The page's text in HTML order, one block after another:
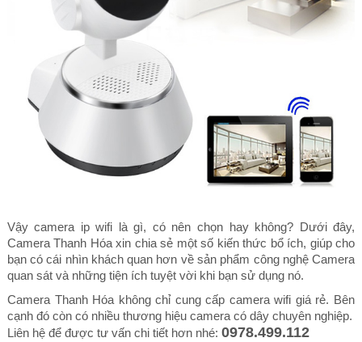
Vậy camera ip wifi là gì, có nên chọn hay không? Dưới đây,
Camera Thanh Hóa xin chia sẻ một số kiến thức bổ ích, giúp cho
bạn có cái nhìn khách quan hơn về sản phẩm công nghệ Camera
quan sát và những tiện ích tuyệt vời khi bạn sử dụng nó.
Camera Thanh Hóa không chỉ cung cấp camera wifi giá rẻ. Bên
cạnh đó còn có nhiều thương hiệu camera có dây chuyên nghiệp.
Liên hệ để được tư vấn chi tiết hơn nhé: 0978.499.112